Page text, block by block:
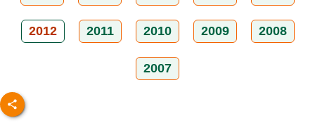
2012 2011 2010 2009 2008
2007